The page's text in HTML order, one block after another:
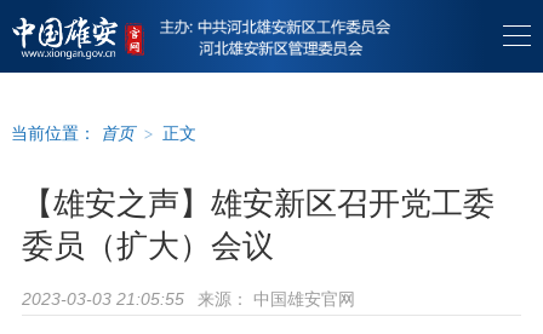
当前位置： 首页 > 正文
【雄安之声】雄安新区召开党工委
委员（扩大）会议
2023-03-03 21:05:55 来源： 中国雄安官网